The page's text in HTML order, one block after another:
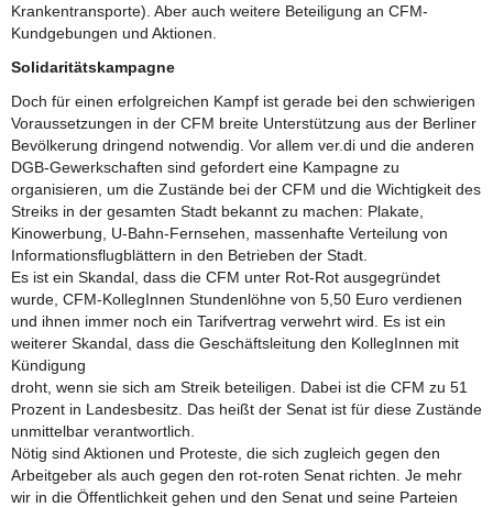
Krankentransporte). Aber auch weitere Beteiligung an CFM-
Kundgebungen und Aktionen.
Solidaritätskampagne
Doch für einen erfolgreichen Kampf ist gerade bei den schwierigen
Voraussetzungen in der CFM breite Unterstützung aus der Berliner
Bevölkerung dringend notwendig. Vor allem ver.di und die anderen
DGB-Gewerkschaften sind gefordert eine Kampagne zu
organisieren, um die Zustände bei der CFM und die Wichtigkeit des
Streiks in der gesamten Stadt bekannt zu machen: Plakate,
Kinowerbung, U-Bahn-Fernsehen, massenhafte Verteilung von
Informationsflugblättern in den Betrieben der Stadt.
Es ist ein Skandal, dass die CFM unter Rot-Rot ausgegründet
wurde, CFM-KollegInnen Stundenlöhne von 5,50 Euro verdienen
und ihnen immer noch ein Tarifvertrag verwehrt wird. Es ist ein
weiterer Skandal, dass die Geschäftsleitung den KollegInnen mit
Kündigung
droht, wenn sie sich am Streik beteiligen. Dabei ist die CFM zu 51
Prozent in Landesbesitz. Das heißt der Senat ist für diese Zustände
unmittelbar verantwortlich.
Nötig sind Aktionen und Proteste, die sich zugleich gegen den
Arbeitgeber als auch gegen den rot-roten Senat richten. Je mehr
wir in die Öffentlichkeit gehen und den Senat und seine Parteien